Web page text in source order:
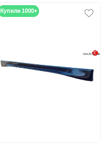
Купили 1000+